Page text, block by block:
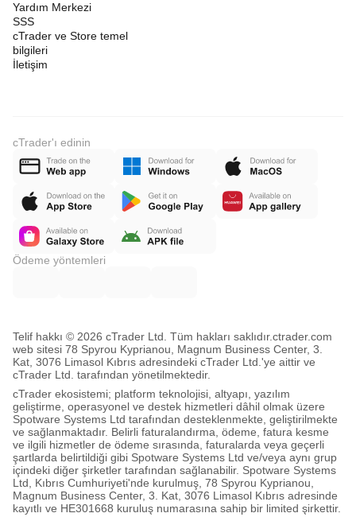
Yardım Merkezi
SSS
cTrader ve Store temel
bilgileri
İletişim
cTrader'ı edinin
Ödeme yöntemleri
Telif hakkı © 2026 cTrader Ltd. Tüm hakları saklıdır.ctrader.com
web sitesi 78 Spyrou Kyprianou, Magnum Business Center, 3.
Kat, 3076 Limasol Kıbrıs adresindeki cTrader Ltd.'ye aittir ve
cTrader Ltd. tarafından yönetilmektedir.
cTrader ekosistemi; platform teknolojisi, altyapı, yazılım
geliştirme, operasyonel ve destek hizmetleri dâhil olmak üzere
Spotware Systems Ltd tarafından desteklenmekte, geliştirilmekte
ve sağlanmaktadır. Belirli faturalandırma, ödeme, fatura kesme
ve ilgili hizmetler de ödeme sırasında, faturalarda veya geçerli
şartlarda belirtildiği gibi Spotware Systems Ltd ve/veya aynı grup
içindeki diğer şirketler tarafından sağlanabilir. Spotware Systems
Ltd, Kıbrıs Cumhuriyeti'nde kurulmuş, 78 Spyrou Kyprianou,
Magnum Business Center, 3. Kat, 3076 Limasol Kıbrıs adresinde
kayıtlı ve HE301668 kuruluş numarasına sahip bir limited şirkettir.